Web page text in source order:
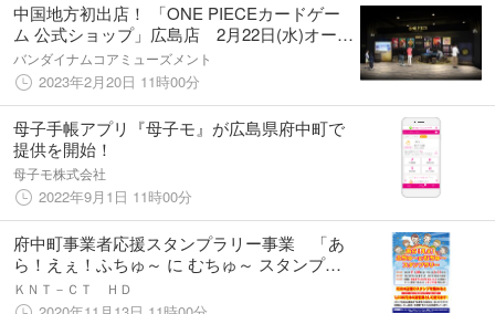
中国地方初出店！ 「ONE PIECEカードゲー
ム 公式ショップ」広島店 2月22日(水)オープ
ン
バンダイナムコアミューズメント
2023年2月20日 11時00分
母子手帳アプリ『母子モ』が広島県府中町で
提供を開始！
母子モ株式会社
2022年9月1日 11時00分
府中町事業者応援スタンプラリー事業 「あ
ら！えぇ！ふちゅ～ に むちゅ～ スタンプラ
リー」実施
ＫＮＴ－ＣＴ ＨＤ